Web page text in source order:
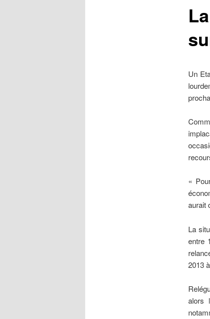
Un
«
aurait
La
entre
2013
alors